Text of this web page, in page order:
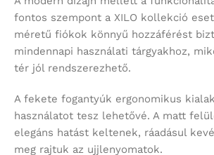
fontos szempont a XILO kollekció
méretű fiókok könnyű hozzáférést
mindennapi használati tárgyakhoz,
tér jól rendszerezhető.
A fekete fogantyúk ergonomikus
használatot tesz lehetővé. A matt
elegáns hatást keltenek, ráadásul
meg rajtuk az ujjlenyomatok.